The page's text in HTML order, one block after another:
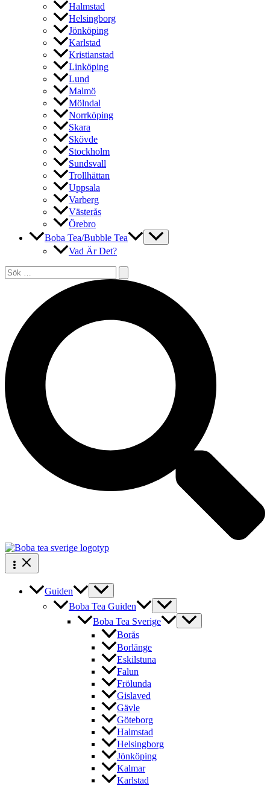
Halmstad
Helsingborg
Jönköping
Karlstad
Kristianstad
Linköping
Lund
Malmö
Mölndal
Norrköping
Skara
Skövde
Stockholm
Sundsvall
Trollhättan
Uppsala
Varberg
Västerås
Örebro
Boba Tea/Bubble Tea
Vad Är Det?
Sök
efter:
Guiden
Boba Tea Guiden
Boba Tea Sverige
Borås
Borlänge
Eskilstuna
Falun
Frölunda
Gislaved
Gävle
Göteborg
Halmstad
Helsingborg
Jönköping
Kalmar
Karlstad